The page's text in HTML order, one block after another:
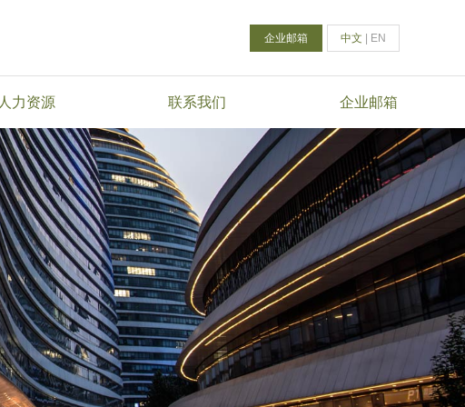
企业邮箱 中文 | EN
人力资源 联系我们 企业邮箱